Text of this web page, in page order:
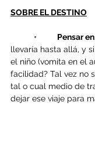
SOBRE EL DESTINO
Pensar
llevaría hasta allá, y
el niño (vomita en el
facilidad? Tal vez no
tal o cual medio de
dejar ese viaje para